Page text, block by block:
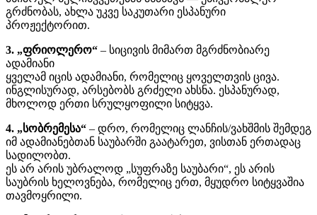
გრძნობას, ახლა უკვე საკუთარი ესპანური
პროჟექტორით.
3. „ფრიოლერო“ – სიცივის მიმართ მგრძნობიარე
ადამიანი
ყველამ იცის ადამიანი, რომელიც ყოველთვის ცივა.
ინგლისურად, არსებობს გრძელი ახსნა. ესპანურად,
მხოლოდ ერთი სრულყოფილი სიტყვა.
4. „სობრემესა“ – დრო, რომელიც ლანჩის/ვახშმის შემდეგ
იმ ადამიანებთან საუბარში გაატარეთ, ვისთან ერთადაც
სადილობთ.
ეს არ არის უბრალოდ „სუფრაზე საუბარი“, ეს არის
საუბრის ხელოვნება, რომელიც ერთ, მყუდრო სიტყვაშია
თავმოყრილი.